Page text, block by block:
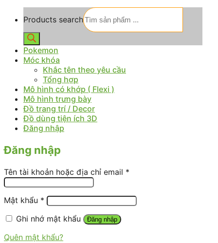
Products search
Pokemon
Móc khóa
Khắc tên theo yêu cầu
Tổng hợp
Mô hình có khớp ( Flexi )
Mô hình trưng bày
Đồ trang trí / Decor
Đồ dùng tiện ích 3D
Đăng nhập
Đăng nhập
Tên tài khoản hoặc địa chỉ email *
Mật khẩu *
Ghi nhớ mật khẩu
Đăng nhập
Quên mật khẩu?